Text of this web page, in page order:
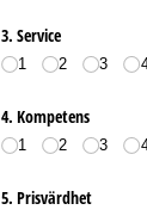
3. Service
1 2 3
4. Kompetens
1 2 3
5. Prisvärdhet